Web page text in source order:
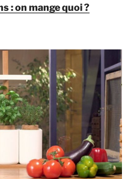
: on mange quoi ?